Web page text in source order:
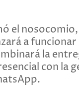
el
a
la
con la